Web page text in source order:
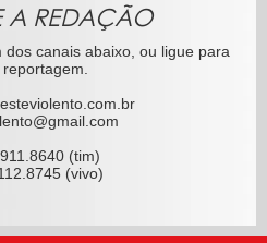
A REDAÇÃO
canais abaixo, ou ligue para
(tim)
(vivo)